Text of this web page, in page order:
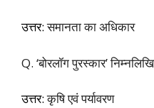
उत्तर:समानता का अधिकार
Q. ‘बोरलॉग पुरस्कार’
उत्तर:कृषि एवं पर्यावरण